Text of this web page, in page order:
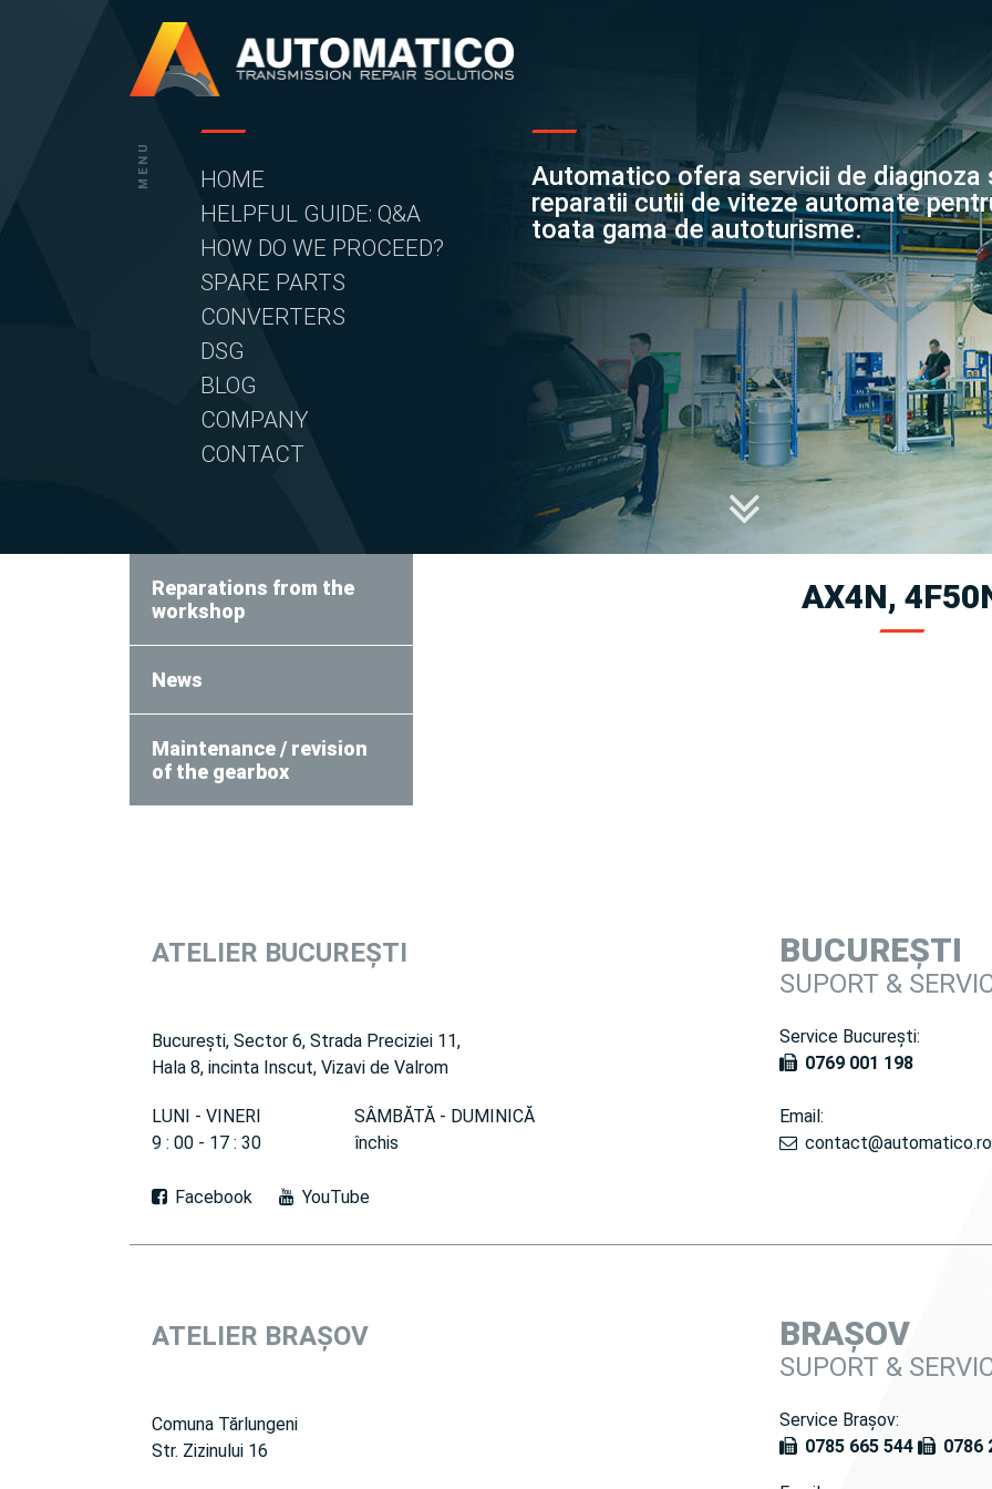
MENU
HOME
HELPFUL GUIDE: Q&A
HOW DO WE PROCEED?
SPARE PARTS
CONVERTERS
DSG
BLOG
COMPANY
CONTACT
Automatico ofera servicii de diagnoza
reparatii cutii de viteze automate
toata gama de autoturisme.
Reparations from the
workshop
News
Maintenance / revision
of the gearbox
AX4N,
ATELIER BUCUREȘTI
București, Sector 6, Strada Preciziei 11,
Hala 8, incinta Inscut, Vizavi de Valrom
LUNI - VINERI
9 : 00 - 17 : 30
SÂMBĂTĂ - DUMINICĂ
închis
Facebook YouTube
BUCUREȘTI
SUPORT &
Service București:
0769 001 198
Email:
contact@automatico.ro
ATELIER BRAȘOV
Comuna Tărlungeni
Str. Zizinului 16
BRAȘOV
SUPORT &
Service Brașov:
0785 665 544
0786